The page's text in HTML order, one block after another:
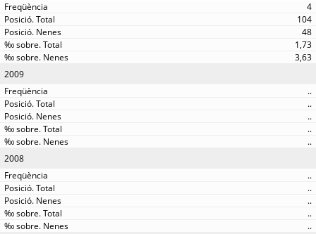
4
104
48
1,73
3,63
2009
..
..
..
..
..
2008
..
..
..
..
..